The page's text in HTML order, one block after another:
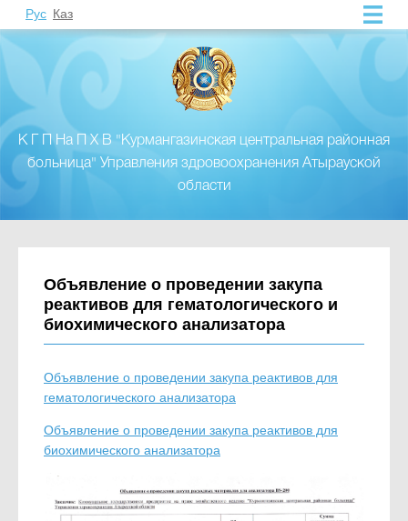
Рус Каз
К Г П На П Х В "Курмангазинская центральная районная
больница" Управления здровоохранения Атырауской
области
Объявление о проведении закупа
реактивов для гематологического и
биохимического анализатора
Объявление о проведении закупа реактивов для
гематологического анализатора
Объявление о проведении закупа реактивов для
биохимического анализатора